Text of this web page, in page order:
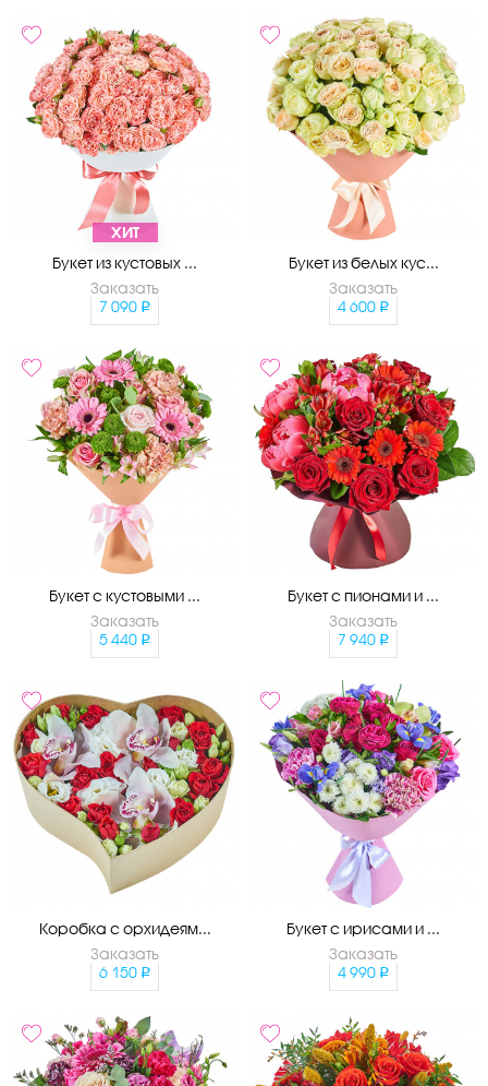
ХИТ
Букет из кустовых ...
Заказать
7 090
Букет из белых кус...
Заказать
4 600
Букет с кустовыми ...
Заказать
5 440
Букет с пионами и ...
Заказать
7 940
Коробка с орхидеям...
Заказать
6 150
Букет с ирисами и ...
Заказать
4 990